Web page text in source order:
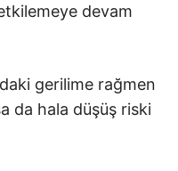
devam
gerilime rağmen
da hala düşüş riski